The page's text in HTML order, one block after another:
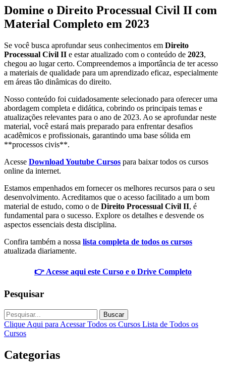
Domine o Direito Processual Civil II com
Material Completo em 2023
Se você busca aprofundar seus conhecimentos em Direito
Processual Civil II e estar atualizado com o conteúdo de 2023,
chegou ao lugar certo. Compreendemos a importância de ter acesso
a materiais de qualidade para um aprendizado eficaz, especialmente
em áreas tão dinâmicas do direito.
Nosso conteúdo foi cuidadosamente selecionado para oferecer uma
abordagem completa e didática, cobrindo os principais temas e
atualizações relevantes para o ano de 2023. Ao se aprofundar neste
material, você estará mais preparado para enfrentar desafios
acadêmicos e profissionais, garantindo uma base sólida em
**processos civis**.
Acesse Download Youtube Cursos para baixar todos os cursos
online da internet.
Estamos empenhados em fornecer os melhores recursos para o seu
desenvolvimento. Acreditamos que o acesso facilitado a um bom
material de estudo, como o de Direito Processual Civil II, é
fundamental para o sucesso. Explore os detalhes e desvende os
aspectos essenciais desta disciplina.
Confira também a nossa lista completa de todos os cursos
atualizada diariamente.
👉 Acesse aqui este Curso e o Drive Completo
Pesquisar
Buscar
Clique Aqui para Acessar Todos os Cursos Lista de Todos os
Cursos
Categorias